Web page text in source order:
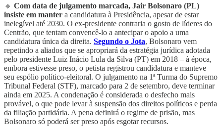
🔸 Com data de julgamento marcada, Jair Bolsonaro (PL)
insiste em manter a candidatura à Presidência, apesar de estar
inelegível até 2030. O ex-presidente contraria o gosto de líderes do
Centrão, que tentam convencê-lo a antecipar o apoio a uma
candidatura única da direita. Segundo o Jota, Bolsonaro vem
repetindo a aliados que se apropriará da estratégia jurídica adotada
pelo presidente Luiz Inácio Lula da Silva (PT) em 2018 – à época,
embora estivesse preso, o petista registrou candidatura e manteve
seu espólio político-eleitoral. O julgamento na 1ª Turma do Supremo
Tribunal Federal (STF), marcado para 2 de setembro, deve terminar
ainda em 2025. A condenação é considerada o desfecho mais
provável, o que pode levar à suspensão dos direitos políticos e perda
da filiação partidária. A pena definirá o regime de prisão, mas
Bolsonaro só poderá ser preso após esgotar recursos.